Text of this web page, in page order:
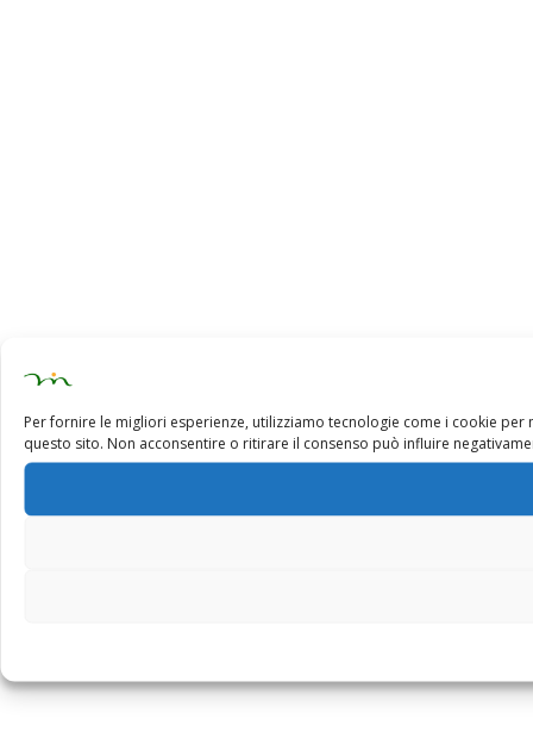
Per fornire le migliori esperienze, utilizziamo tecnologie come i cookie
questo sito. Non acconsentire o ritirare il consenso può influire